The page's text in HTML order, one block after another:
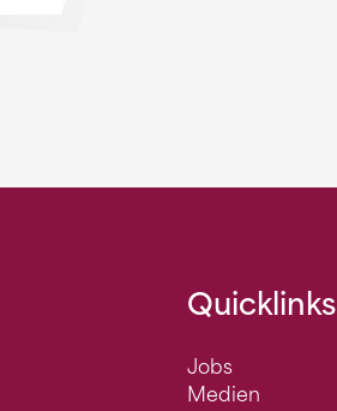
Quicklinks
Jobs
Medien